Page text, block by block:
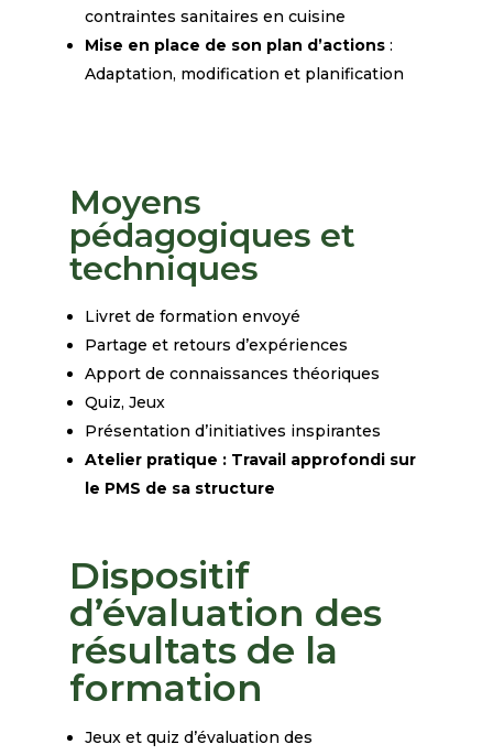
contraintes sanitaires en cuisine
Mise en place de son plan d’actions:
Adaptation, modification et planification
Moyens
pédagogiques et
techniques
Livret de formation envoyé
Partage et retours d’expériences
Apport de connaissances théoriques
Quiz, Jeux
Présentation d’initiatives inspirantes
Atelier pratique : Travail approfondi sur
le PMS de sa structure
Dispositif
d’évaluation des
résultats de la
formation
Jeux et quiz d’évaluation des